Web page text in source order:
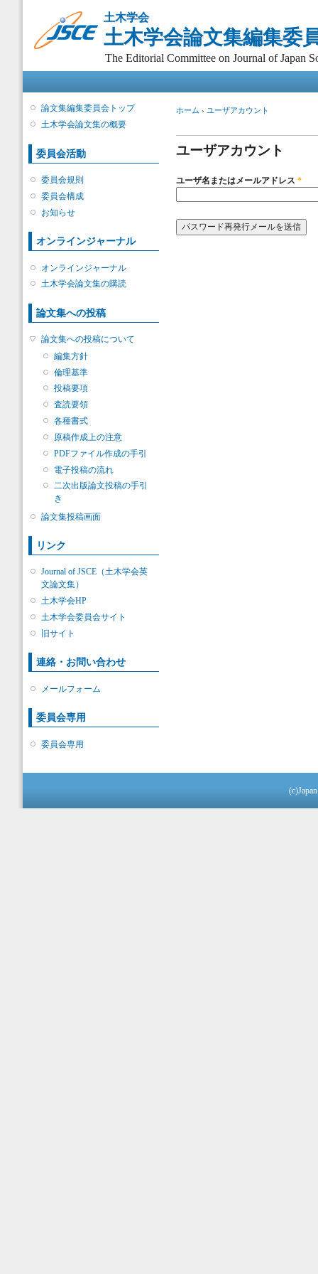
ン
ン
土木学会
土木学会論文集編集委
The Editorial Committee on Journal of Japan
論文集編集委員会トップ
土木学会論文集の概要
委員会活動
委員会規則
委員会構成
お知らせ
オンラインジャーナル
オンラインジャーナル
土木学会論文集の購読
論文集への投稿
論文集への投稿について
編集方針
倫理基準
投稿要項
査読要領
各種書式
原稿作成上の注意
PDFファイル作成の手引
電子投稿の流れ
二次出版論文投稿の手引
き
論文集投稿画面
リンク
Journal of JSCE（土木学会英
文論文集）
土木学会HP
土木学会委員会サイト
旧サイト
連絡・お問い合わせ
メールフォーム
委員会専用
委員会専用
現在地
ホーム › ユーザアカウント
ユーザアカウント
ユーザ名またはメールアドレス *